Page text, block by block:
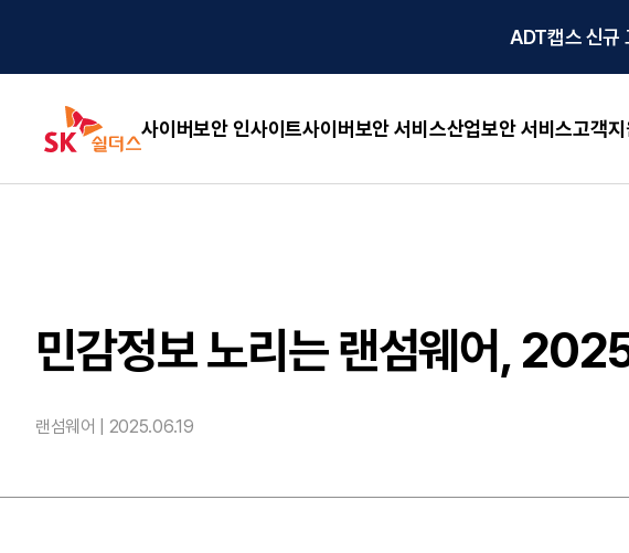
ADT캡스 신규
사이버보안 인사이트사이버보안 서비스산업보안 서비스고객
민감정보 노리는 랜섬웨어,
랜섬웨어 | 2025.06.19